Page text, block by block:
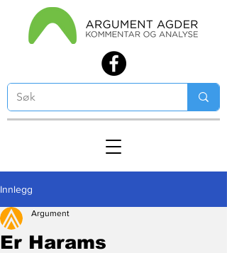
Innlegg
Er Harams
Argument